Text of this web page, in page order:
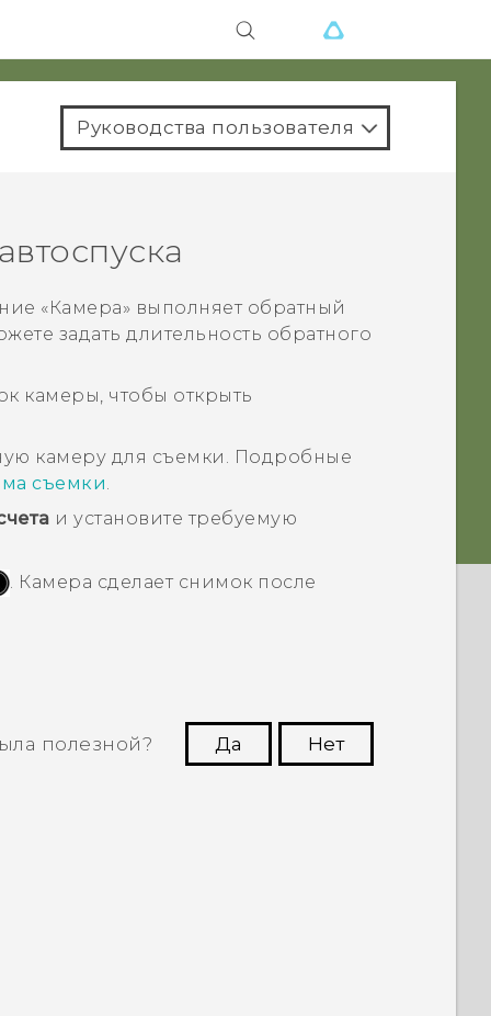
Руководства пользователя
«Камера» выполняет обратный
задать длительность обратного
камеры, чтобы открыть
камеру для съемки. Подробные
съемки.
и установите требуемую
. Камера сделает снимок после
полезной? Да
Нет